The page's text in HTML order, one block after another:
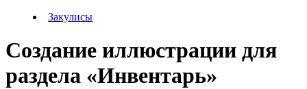
Закулисы
Создание иллюстрации для
раздела «Инвентарь»